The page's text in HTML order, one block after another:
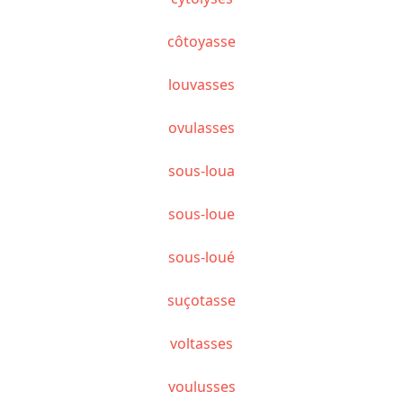
côtoyasse
louvasses
ovulasses
sous-loua
sous-loue
sous-loué
suçotasse
voltasses
voulusses